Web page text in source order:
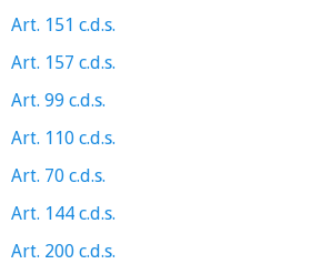
Art. 151 c.d.s.
Art. 157 c.d.s.
Art. 99 c.d.s.
Art. 110 c.d.s.
Art. 70 c.d.s.
Art. 144 c.d.s.
Art. 200 c.d.s.